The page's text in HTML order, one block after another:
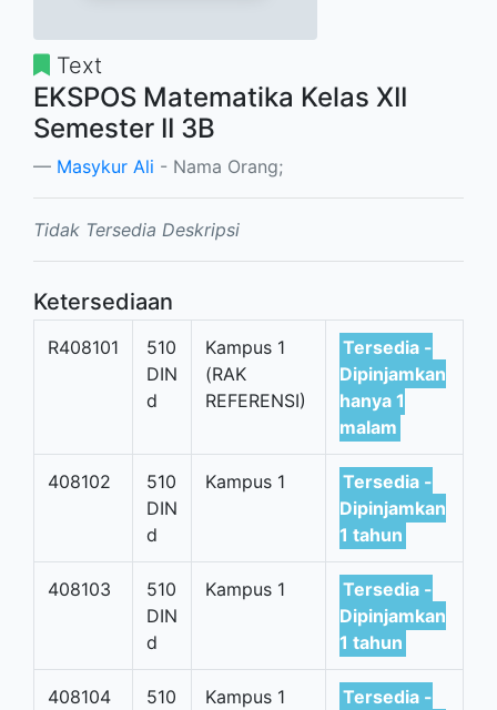
Text
EKSPOS Matematika Kelas XII
Semester II 3B
Masykur Ali - Nama Orang;
Tidak Tersedia Deskripsi
Ketersediaan
R408101
510
DIN
d
Kampus 1
(RAK
REFERENSI)
Tersedia -
Dipinjamkan
hanya 1
malam
408102
510
DIN
d
Kampus 1
Tersedia -
Dipinjamkan
1 tahun
408103
510
DIN
d
Kampus 1
Tersedia -
Dipinjamkan
1 tahun
408104
510
Kampus 1
Tersedia -